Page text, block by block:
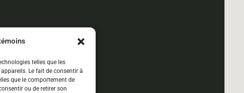
telles que les
Le fait de consentir à
que le comportement de
ou de retirer son